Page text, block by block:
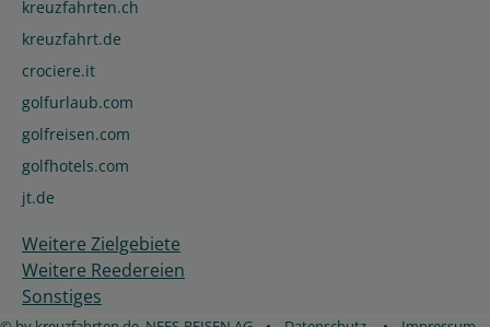
kreuzfahrten.ch
kreuzfahrt.de
crociere.it
golfurlaub.com
golfreisen.com
golfhotels.com
jt.de
Weitere Zielgebiete
Weitere Reedereien
Sonstiges